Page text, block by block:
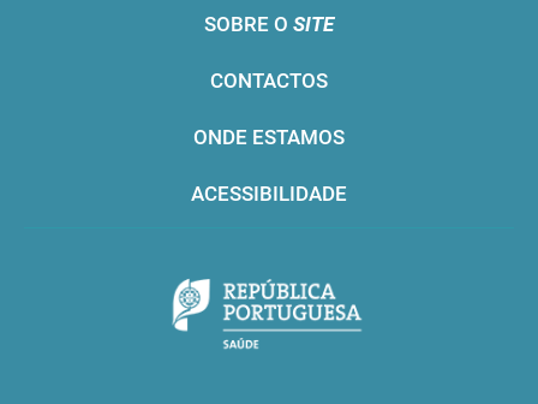
SOBRE O SITE
CONTACTOS
ONDE ESTAMOS
ACESSIBILIDADE